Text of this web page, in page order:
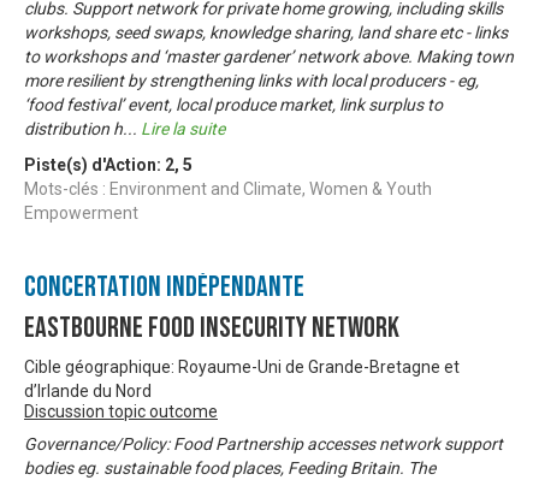
clubs. Support network for private home growing, including skills
workshops, seed swaps, knowledge sharing, land share etc - links
to workshops and ‘master gardener’ network above. Making town
more resilient by strengthening links with local producers - eg,
‘food festival’ event, local produce market, link surplus to
distribution h... Lire la suite
Piste(s) d'Action: 2, 5
Mots-clés : Environment and Climate, Women & Youth
Empowerment
Concertation Indépendante
Eastbourne Food Insecurity Network
Cible géographique: Royaume-Uni de Grande-Bretagne et
d’Irlande du Nord
Discussion topic outcome
Governance/Policy: Food Partnership accesses network support
bodies eg. sustainable food places, Feeding Britain. The